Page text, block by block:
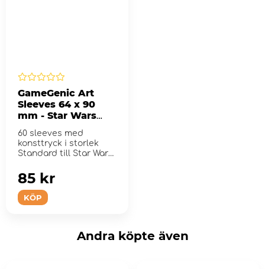
GameGenic Art
Sleeves 64 x 90
mm - Star Wars
Card Back White
60 sleeves med
konsttryck i storlek
Standard till Star Wars:
KÖP
85 kr
Andra köpte även